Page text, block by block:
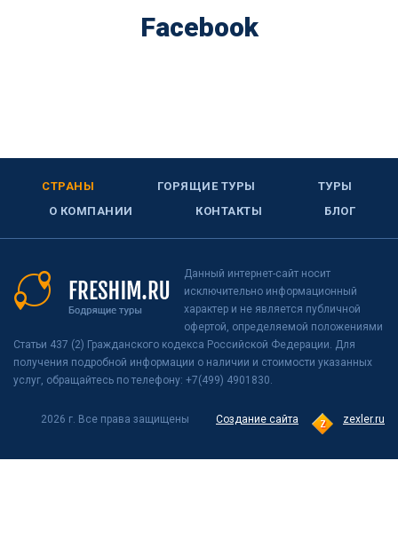
Facebook
СТРАНЫ ГОРЯЩИЕ ТУРЫ
ТУРЫ
О КОМПАНИИ
КОНТАКТЫ БЛОГ
Данный интернет-сайт носит
исключительно информационный
характер и не является публичной
офертой, определяемой положениями
Статьи 437 (2) Гражданского кодекса Российской Федерации. Для
получения подробной информации о наличии и стоимости указанных
услуг, обращайтесь по телефону: +7(499) 4901830.
Создание сайта zexler.ru
2026 г. Все права защищены